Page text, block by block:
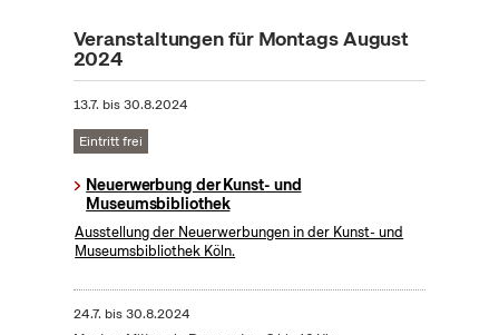
Veranstaltungen für Montags August
2024
13.7. bis30.8.2024
Eintritt frei
Neuerwerbung der Kunst- und
Museumsbibliothek
Ausstellung der Neuerwerbungen in der Kunst- und
Museumsbibliothek Köln.
24.7. bis30.8.2024